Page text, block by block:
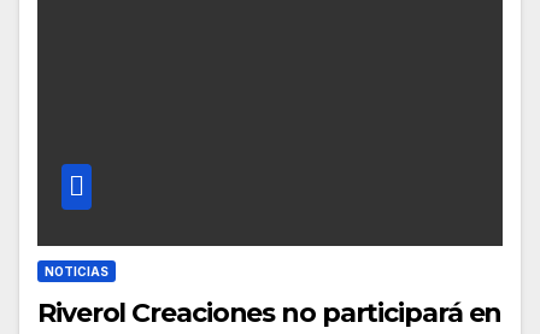
NOTICIAS
Riverol Creaciones no participará en